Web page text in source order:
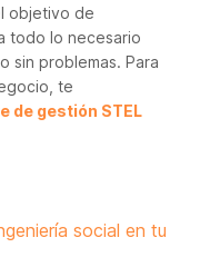
objetivo de
todo lo necesario
sin problemas. Para
te
de gestión STEL
social en tu